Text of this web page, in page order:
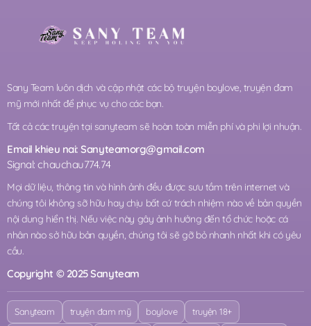
Sany Team luôn dịch và cập nhật các bộ truyện boylove, truyện đam
mỹ mới nhất để phục vụ cho các bạn.
Tất cả các truyện tại sanyteam sẽ hoàn toàn miễn phí và phi lợi nhuận.
Email khieu nai:Sanyteamorg@gmail.com
Signal: chauchau774.74
Mọi dữ liệu, thông tin và hình ảnh đều được sưu tầm trên internet và
chúng tôi không sỡ hữu hay chịu bất cứ trách nhiệm nào về bản quyền
nội dung hiển thị. Nếu việc này gây ảnh hưởng đến tổ chức hoặc cá
nhân nào sở hữu bản quyền, chúng tôi sẽ gỡ bỏ nhanh nhất khi có yêu
cầu.
Copyright © 2025 Sanyteam
Sanyteam truyện đam mỹ boylove truyện 18+